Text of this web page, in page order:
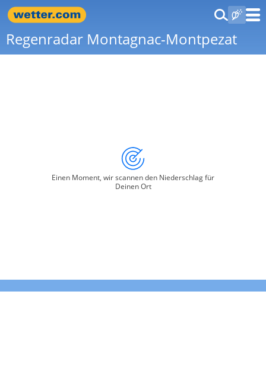
Regenradar Montagnac-Montpezat
Einen Moment, wir scannen den Niederschlag für
Deinen Ort